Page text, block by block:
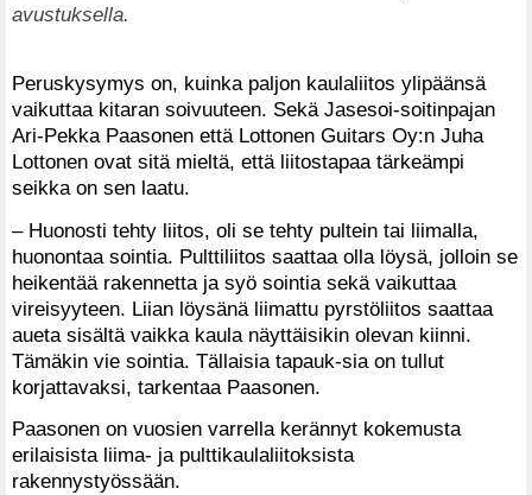
avustuksella.
Peruskysymys on, kuinka paljon kaulaliitos ylipäänsä
vaikuttaa kitaran soivuuteen. Sekä Jasesoi-soitinpajan
Ari-Pekka Paasonen että Lottonen Guitars Oy:n Juha
Lottonen ovat sitä mieltä, että liitostapaa tärkeämpi
seikka on sen laatu.
– Huonosti tehty liitos, oli se tehty pultein tai liimalla,
huonontaa sointia. Pulttiliitos saattaa olla löysä, jolloin se
heikentää rakennetta ja syö sointia sekä vaikuttaa
vireisyyteen. Liian löysänä liimattu pyrstöliitos saattaa
aueta sisältä vaikka kaula näyttäisikin olevan kiinni.
Tämäkin vie sointia. Tällaisia tapauk-sia on tullut
korjattavaksi, tarkentaa Paasonen.
Paasonen on vuosien varrella kerännyt kokemusta
erilaisista liima- ja pulttikaulaliitoksista
rakennystyössään.